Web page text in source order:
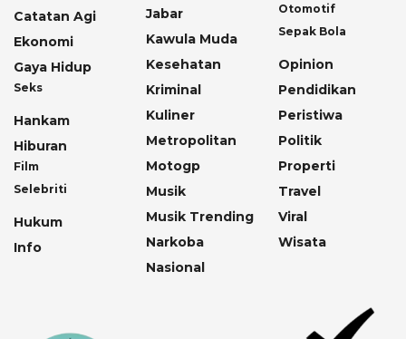
Catatan Agi
Ekonomi
Gaya Hidup
Seks
Hankam
Hiburan
Film
Selebriti
Hukum
Info
Jabar
Kawula Muda
Kesehatan
Kriminal
Kuliner
Metropolitan
Motogp
Musik
Musik Trending
Narkoba
Nasional
Otomotif
Sepak Bola
Opinion
Pendidikan
Peristiwa
Politik
Properti
Travel
Viral
Wisata